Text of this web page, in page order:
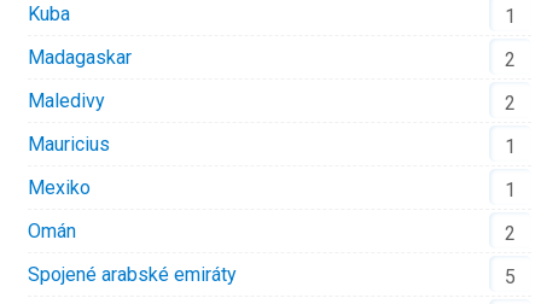
Kuba
1
Madagaskar
2
Maledivy
2
Mauricius
1
Mexiko
1
Omán
2
Spojené arabské emiráty
5